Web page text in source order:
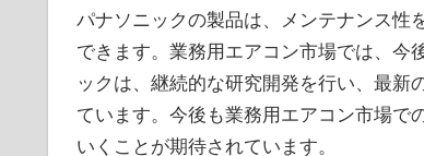
パナソニックの製品は、メンテナンス性
できます。業務用エアコン市場では、今
ックは、継続的な研究開発を行い、最
ています。今後も業務用エアコン市場で
いくことが期待されています。